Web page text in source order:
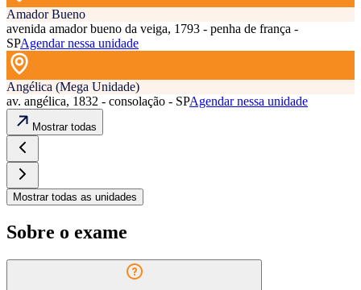
Amador Bueno
avenida amador bueno da veiga, 1793 - penha de frança -
SPAgendar nessa unidade
Angélica (Mega Unidade)
av. angélica, 1832 - consolação - SPAgendar nessa unidade
Mostrar todas
Mostrar todas as unidades
Sobre o exame